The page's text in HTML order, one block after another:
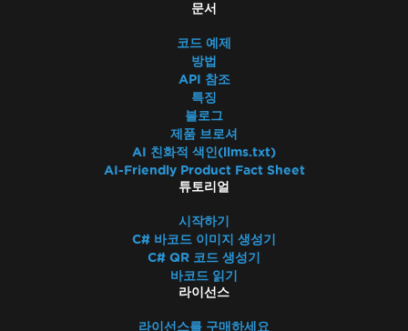
문서
코드 예제
방법
API 참조
특징
블로그
제품 브로셔
AI 친화적 색인(llms.txt)
AI-Friendly Product Fact Sheet
튜토리얼
시작하기
C# 바코드 이미지 생성기
C# QR 코드 생성기
바코드 읽기
라이선스
라이선스를 구매하세요